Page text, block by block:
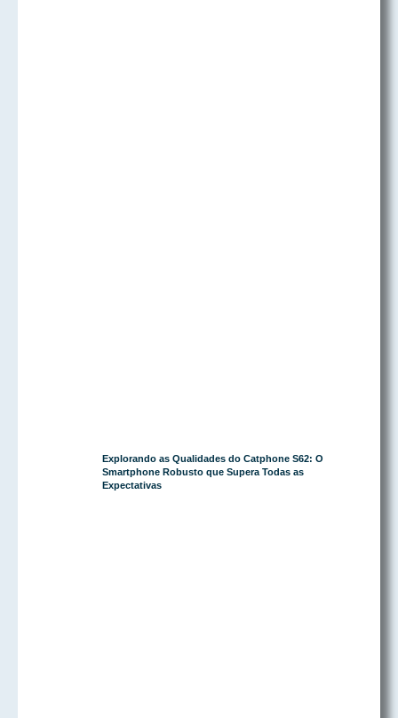
Explorando as Qualidades do Catphone S62: O
Smartphone Robusto que Supera Todas as
Expectativas